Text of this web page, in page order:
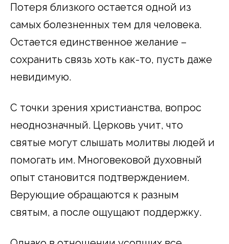
Потеря близкого остается одной из
самых болезненных тем для человека.
Остается единственное желание –
сохранить связь хоть как-то, пусть даже
невидимую.
С точки зрения христианства, вопрос
неоднозначный. Церковь учит, что
святые могут слышать молитвы людей и
помогать им. Многовековой духовный
опыт становится подтверждением.
Верующие обращаются к разным
святым, а после ощущают поддержку.